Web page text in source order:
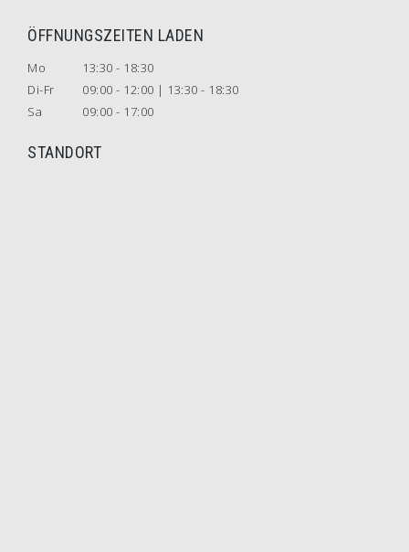
ÖFFNUNGSZEITEN LADEN
Mo
13:30 - 18:30
Di-Fr
09:00 - 12:00 | 13:30 - 18:30
Sa
09:00 - 17:00
STANDORT